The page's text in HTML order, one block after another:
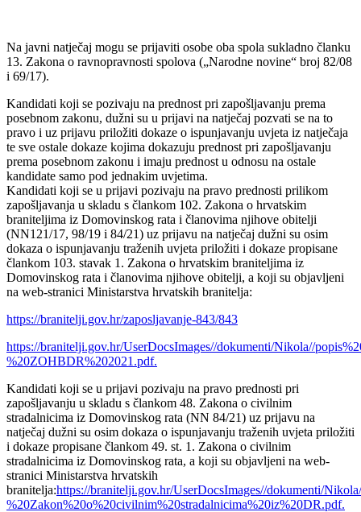
Na javni natječaj mogu se prijaviti osobe oba spola sukladno članku
13. Zakona o ravnopravnosti spolova („Narodne novine“ broj 82/08
i 69/17).
Kandidati koji se pozivaju na prednost pri zapošljavanju prema
posebnom zakonu, dužni su u prijavi na natječaj pozvati se na to
pravo i uz prijavu priložiti dokaze o ispunjavanju uvjeta iz natječaja
te sve ostale dokaze kojima dokazuju prednost pri zapošljavanju
prema posebnom zakonu i imaju prednost u odnosu na ostale
kandidate samo pod jednakim uvjetima.
Kandidati koji se u prijavi pozivaju na pravo prednosti prilikom
zapošljavanja u skladu s člankom 102. Zakona o hrvatskim
braniteljima iz Domovinskog rata i članovima njihove obitelji
(NN121/17, 98/19 i 84/21) uz prijavu na natječaj dužni su osim
dokaza o ispunjavanju traženih uvjeta priložiti i dokaze propisane
člankom 103. stavak 1. Zakona o hrvatskim braniteljima iz
Domovinskog rata i članovima njihove obitelji, a koji su objavljeni
na web-stranici Ministarstva hrvatskih branitelja:
https://branitelji.gov.hr/zaposljavanje-843/843
https://branitelji.gov.hr/UserDocsImages//dokumenti/Nikola//
%20ZOHBDR%202021.pdf.
Kandidati koji se u prijavi pozivaju na pravo prednosti pri
zapošljavanju u skladu s člankom 48. Zakona o civilnim
stradalnicima iz Domovinskog rata (NN 84/21) uz prijavu na
natječaj dužni su osim dokaza o ispunjavanju traženih uvjeta priložiti
i dokaze propisane člankom 49. st. 1. Zakona o civilnim
stradalnicima iz Domovinskog rata, a koji su objavljeni na web-
stranici Ministarstva hrvatskih
branitelja:https://branitelji.gov.hr/UserDocsImages//dokumenti/
%20Zakon%20o%20civilnim%20stradalnicima%20iz%20DR.pdf.